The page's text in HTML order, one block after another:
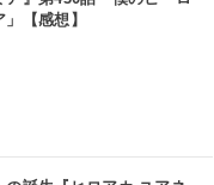
【感想】